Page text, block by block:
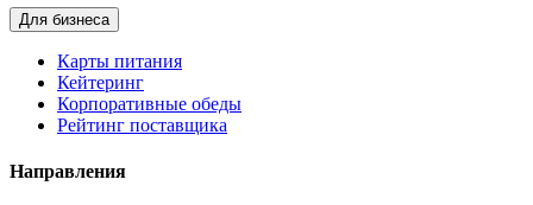
Для бизнеса
Карты питания
Кейтеринг
Корпоративные обеды
Рейтинг поставщика
Направления